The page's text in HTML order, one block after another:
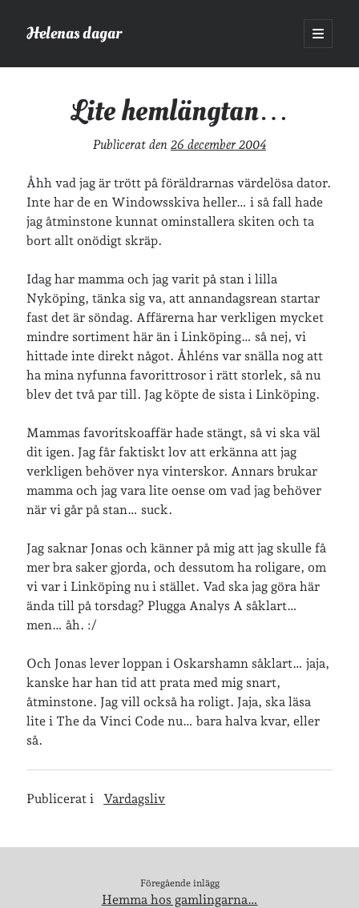
Helenas dagar
öppna
primär
Sidopanel
Jag heter Helena och är mamma till Ava och Sander, fru till Jonas
och frontendutvecklare på Tieto. Jag tycker om läsande, skrivande,
geocaching, löpning och att dricka te. Mer om mig här.
Senaste inläggen
Sista semesterveckan
Från Hälleforsnäs till Katrineholm på Sörmlandsleden
Nu är jag 46 år
Två veckor på Öland
Jonas 47 år!
Senaste kommentarer
KarinomVålådalsfyrkanten 2024
MariaomVår bröllopsdikt
Fredrik DomLäste i Språktidningen om SÖ-stilen…
Mandalorian, vandring och sommarväder – Helenas dagarom
Vandring mellan Ösmo och Segersäng i sommarväder
Arkiv
Arkiv
Lite hemlängtan…
Publicerat den 26 december 2004
Åhh vad jag är trött på föräldrarnas värdelösa dator.
Inte har de en Windowsskiva heller… i så fall hade
jag åtminstone kunnat ominstallera skiten och ta
bort allt onödigt skräp.
Idag har mamma och jag varit på stan i lilla
Nyköping, tänka sig va, att annandagsrean startar
fast det är söndag. Affärerna har verkligen mycket
mindre sortiment här än i Linköping… så nej, vi
hittade inte direkt något. Åhléns var snälla nog att
ha mina nyfunna favorittrosor i rätt storlek, så nu
blev det två par till. Jag köpte de sista i Linköping.
Mammas favoritskoaffär hade stängt, så vi ska väl
dit igen. Jag får faktiskt lov att erkänna att jag
verkligen behöver nya vinterskor. Annars brukar
mamma och jag vara lite oense om vad jag behöver
när vi går på stan… suck.
Jag saknar Jonas och känner på mig att jag skulle få
mer bra saker gjorda, och dessutom ha roligare, om
vi var i Linköping nu i stället. Vad ska jag göra här
ända till på torsdag? Plugga Analys A såklart…
men… åh. :/
Och Jonas lever loppan i Oskarshamn såklart… jaja,
kanske har han tid att prata med mig snart,
åtminstone. Jag vill också ha roligt. Jaja, ska läsa
lite i The da Vinci Code nu… bara halva kvar, eller
så.
Publicerat i Vardagsliv
Föregående inlägg
Hemma hos gamlingarna…